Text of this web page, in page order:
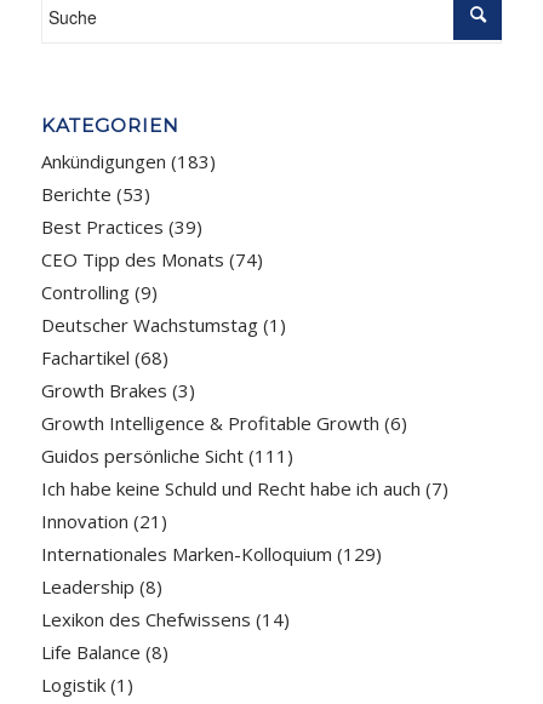
KATEGORIEN
Ankündigungen (183)
Berichte (53)
Best Practices (39)
CEO Tipp des Monats (74)
Controlling(9)
Deutscher Wachstumstag(1)
Fachartikel (68)
Growth Brakes (3)
Growth Intelligence & Profitable Growth (6)
Guidos persönliche Sicht(111)
Ich habe keine Schuld und Recht habe ich auch (7)
Innovation (21)
Internationales Marken-Kolloquium (129)
Leadership (8)
Lexikon des Chefwissens (14)
Life Balance (8)
Logistik(1)